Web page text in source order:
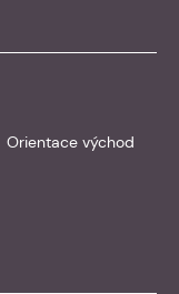
Orientace východ